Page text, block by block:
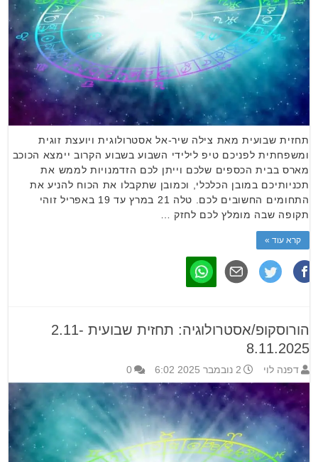
תחזית שבועית מאת צילה שיר-אל אסטרולוגית ויועצת זוגית
ומשפחתית לפניכם טיפ לילידי השבוע בשבוע הקרוב יימצא הכוכב
מארס בבית הכספים שלכם וייתן לכם הזדמנויות לממש את
תכניותיכם במובן הכלכלי, וכמובן שתקבלו את הכוח להניע את
התחומים החשובים לכם. טלה 21 במרץ עד 19 באפריל זוהי
תקופה שבה מומלץ לכם לחזק …
קרא עוד »
הורוסקופ/אסטרולוגיה: תחזית שבועית 2.11-
8.11.2025
דפנה לוי 2 נובמבר 2025 6:02 0